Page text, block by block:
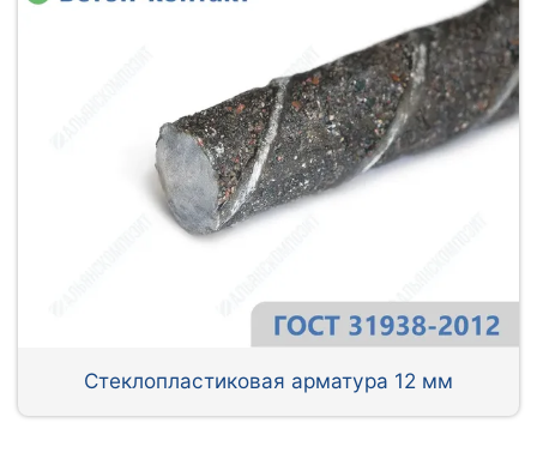
Стеклопластиковая арматура 12 мм